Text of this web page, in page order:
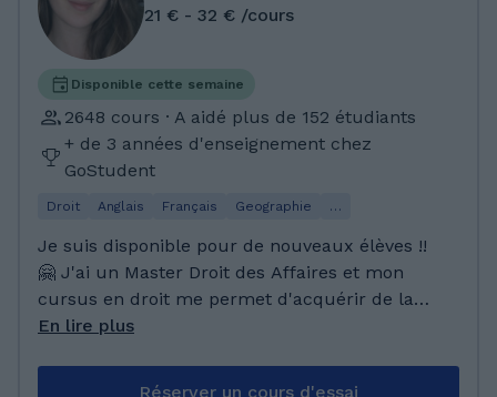
21 € - 32 € /cours
Disponible cette semaine
2648 cours · A aidé plus de 152 étudiants
+ de 3 années d'enseignement chez
GoStudent
Droit Anglais Français Geographie …
Je suis disponible pour de nouveaux élèves !!
🤗 J'ai un Master Droit des Affaires et mon
cursus en droit me permet d'acquérir de la
rigueur et de la méthodologie. ⚖️ Attirée par
En lire plus
Réserver un cours d'essai